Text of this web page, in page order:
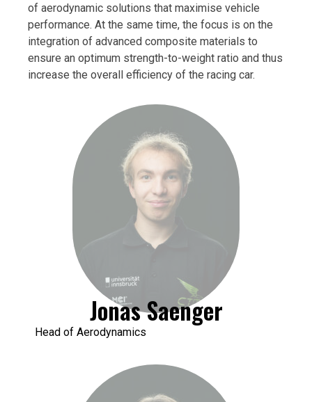
of aerodynamic solutions that maximise vehicle
performance. At the same time, the focus is on the
integration of advanced composite materials to
ensure an optimum strength-to-weight ratio and thus
increase the overall efficiency of the racing car.
Jonas Saenger
Head of Aerodynamics